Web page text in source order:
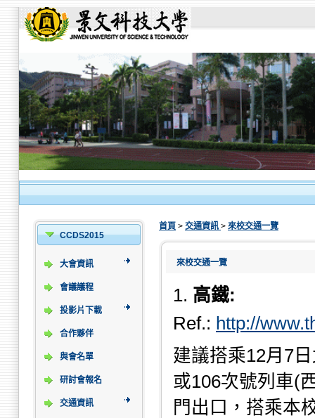
CCDS2015
大會資訊
會議議程
投影片下載
合作夥伴
與會名單
研討會報名
交通資訊
首頁 > 交通資訊 > 來校交通一覽
來校交通一覽
1. 高鐵:
Ref.: http://
建議搭乘12月7
或106次號列車(
門出口，搭乘本